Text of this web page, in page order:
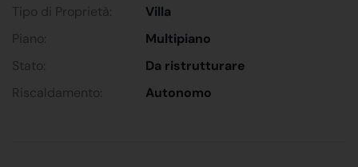
Tipo di Proprietà:
Villa
Piano:
Multipiano
Stato:
Da ristrutturare
Riscaldamento:
Autonomo